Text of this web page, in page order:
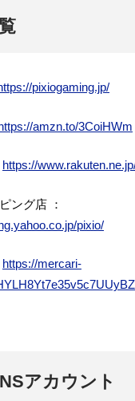
pixiogaming.jp/
amzn.to/3CoiHWm
https://
ング店 ：
pixio/
https://mercari-
アカウント